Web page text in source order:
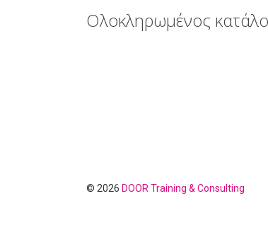
Ολοκληρωμένος
© 2026 DOOR Training & Consulting